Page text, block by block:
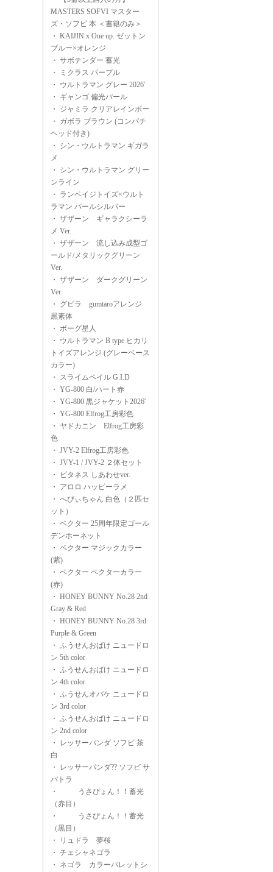
MASTERS SOFVI マスター
ズ・ソフビ 本 ＜書籍のみ＞
・ KAIJIN x One up. ゼットン
ブルー×オレンジ
・ サボテンダー 蓄光
・
ミクラス パープル
・ ウルトラマン グレー 2026'
・ ギャンゴ 偏光パール
・ ジャミラ クリアレインボー
・ ガボラ ブラウン (コンパチ
ヘッド付き)
・ シン・ウルトラマン ギガラ
メ
・ シン・ウルトラマン グリー
ンライン
・ ランペイジトイズ×ウルト
ラマン パールシルバー
・ ザザーン ギャラクシーラ
メ Ver.
・ ザザーン 流し込み成型ゴ
ールド/メタリックグリーン
Ver.
・ ザザーン ダークグリーン
Ver.
・ グビラ gumtaroアレンジ
黒素体
・ ボーグ星人
・ ウルトラマン B type ヒカリ
トイズアレンジ (グレーベース
カラー)
・ スライムペイル G.I.D
・ YG-800 白/ハート赤
・ YG-800 黒ジャケット2026'
・ YG-800 Elfrog工房彩色
・ ヤドカニン Elfrog工房彩
色
・ JVY-2 Elfrog工房彩色
・ JVY-1 / JVY-2 ２体セット
・
ビタネス しあわせver.
・ アロロ ハッピーラメ
・ へびぃちゃん 白色（２匹セ
ット）
・ ベクター 25周年限定ゴール
デンホーネット
・ ベクター マジックカラー
(紫)
・ ベクター ベクターカラー
(赤)
・ HONEY BUNNY No.28 2nd
Gray & Red
・ HONEY BUNNY No.28 3rd
Purple & Green
・ ふうせんおばけ ニュードロ
ン 5th color
・ ふうせんおばけ ニュードロ
ン 4th color
・ ふうせんオバケ ニュードロ
ン 3rd color
・ ふうせんおばけ ニュードロ
ン 2nd color
・
レッサーパンダ ソフビ 茶
白
・
レッサーパンダ?? ソフビ サ
バトラ
・
うさぴょん！！蓄光
（赤目）
・
うさぴょん！！蓄光
（黒目）
・
リュドラ 夢桜
・ チェシャネゴラ
・ ネゴラ カラーパレットシ